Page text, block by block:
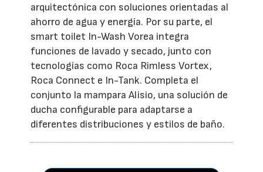
arquitectónica con soluciones orientadas al
ahorro de agua y energía. Por su parte, el
smart toilet In-Wash Vorea integra
funciones de lavado y secado, junto con
tecnologías como Roca Rimless Vortex,
Roca Connect e In-Tank. Completa el
conjunto la mampara Alisio, una solución de
ducha configurable para adaptarse a
diferentes distribuciones y estilos de baño.